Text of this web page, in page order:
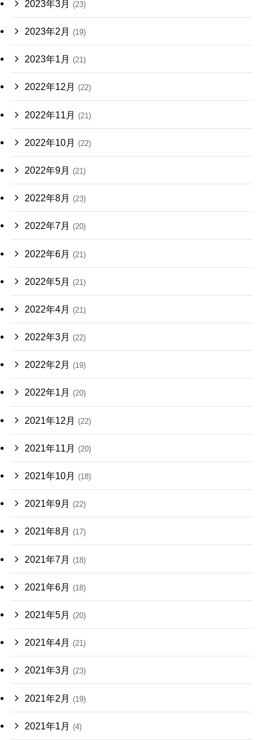
2023年3月 (23)
2023年2月 (19)
2023年1月 (21)
2022年12月 (22)
2022年11月 (21)
2022年10月 (22)
2022年9月 (21)
2022年8月 (23)
2022年7月 (20)
2022年6月 (21)
2022年5月 (21)
2022年4月 (21)
2022年3月 (22)
2022年2月 (19)
2022年1月 (20)
2021年12月 (22)
2021年11月 (20)
2021年10月 (18)
2021年9月 (22)
2021年8月 (17)
2021年7月 (18)
2021年6月 (18)
2021年5月 (20)
2021年4月 (21)
2021年3月 (23)
2021年2月 (19)
2021年1月 (4)